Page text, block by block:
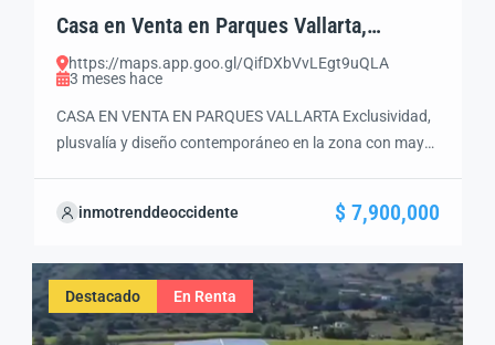
Casa en Venta en Parques Vallarta,
Zapopan | 4 Recámaras y Roof Garden
https://maps.app.goo.gl/QifDXbVvLEgt9uQLA
3 meses hace
CASA EN VENTA EN PARQUES VALLARTA Exclusividad,
plusvalía y diseño contemporáneo en la zona con mayor
Vallarta, una de las zonas residenciales con mayor
con estilo contemporáneo, amplios espacios, excelente
iluminación natural y acabados modernos, […]
inmotrenddeoccidente $ 7,900,000
Destacado En Renta